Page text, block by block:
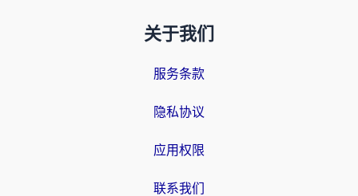
关于我们
服务条款
隐私协议
应用权限
联系我们